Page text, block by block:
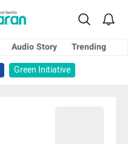
Audio Story
Trending
Green Initiative